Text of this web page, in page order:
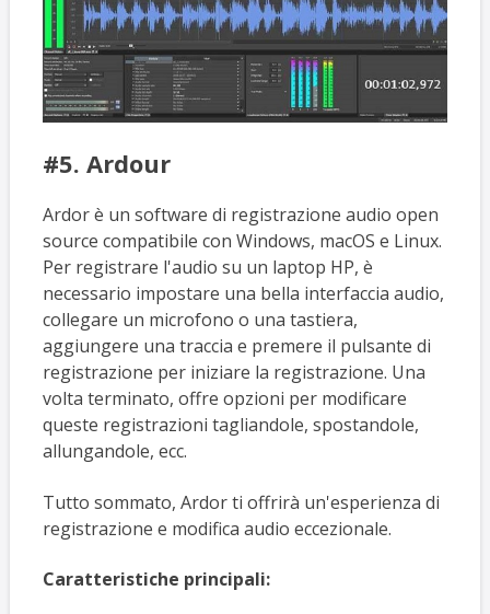
#5. Ardour
Ardor è un software di registrazione audio open
source compatibile con Windows, macOS e Linux.
Per registrare l'audio su un laptop HP, è
necessario impostare una bella interfaccia audio,
collegare un microfono o una tastiera,
aggiungere una traccia e premere il pulsante di
registrazione per iniziare la registrazione. Una
volta terminato, offre opzioni per modificare
queste registrazioni tagliandole, spostandole,
allungandole, ecc.
Tutto sommato, Ardor ti offrirà un'esperienza di
registrazione e modifica audio eccezionale.
Caratteristiche principali: